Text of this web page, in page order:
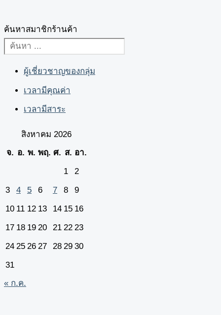
ค้นหาสมาชิกร้านค้า
ผู้เชี่ยวชาญของกลุ่ม
เวลามีคุณค่า
เวลามีสาระ
สิงหาคม 2026
จ. อ. พ. พฤ. ศ. ส. อา.
1
2
3
4 5 6 7 8
9
10 11 12 13 14 15 16
17 18 19 20 21 22 23
24 25 26 27 28 29 30
31
« ก.ค.